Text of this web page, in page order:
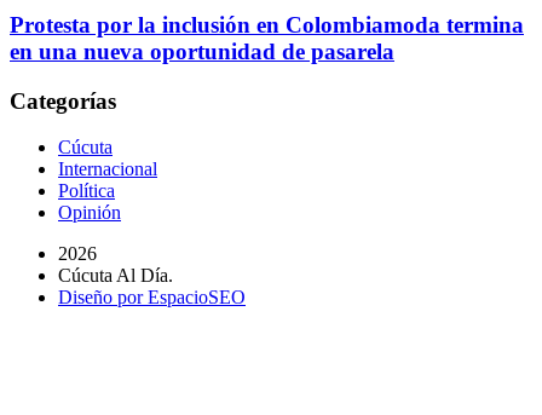
Protesta por la inclusión en Colombiamoda termina
en una nueva oportunidad de pasarela
Categorías
Cúcuta
Internacional
Política
Opinión
2026
Cúcuta Al Día.
Diseño por EspacioSEO